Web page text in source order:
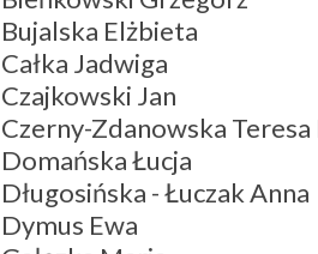
Bujalska Elżbieta
Całka Jadwiga
Czajkowski Jan
Czerny-Zdanowska Teresa
Domańska Łucja
Długosińska - Łuczak Anna
Dymus Ewa